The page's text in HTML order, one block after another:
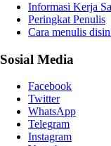
Informasi Kerja
Peringkat Penulis
Cara menulis
Sosial Media
Facebook
Twitter
WhatsApp
Telegram
Instagram